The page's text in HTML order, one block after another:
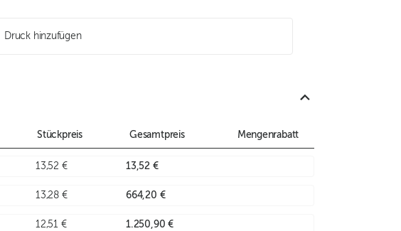
Druck hinzufügen
Stückpreis Gesamtpreis Mengenrabatt
13,52 € 13,52 €
13,28 € 664,20 €
12,51 € 1.250,90 €